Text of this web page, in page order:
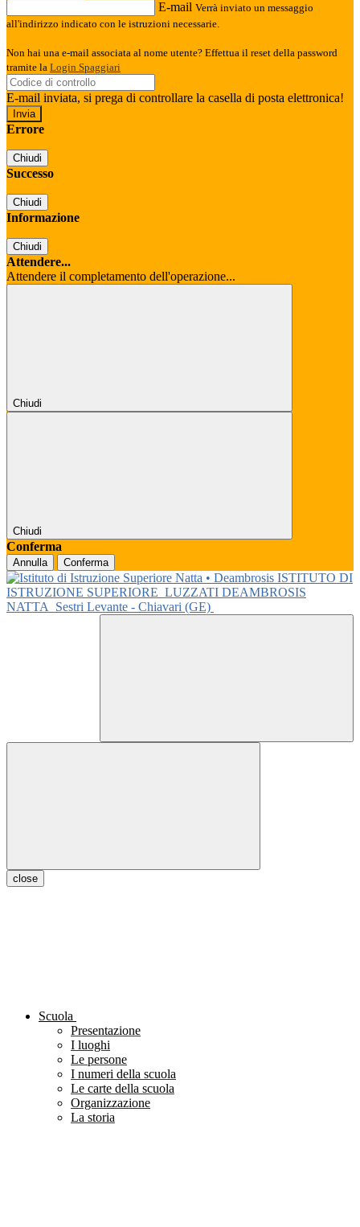
E-mail Verrà inviato un messaggio
all'indirizzo indicato con le istruzioni necessarie.
Non hai una e-mail associata al nome utente? Effettua il reset della password
tramite la Login Spaggiari
E-mail inviata, si prega di controllare la casella di posta elettronica!
Errore
Chiudi
Successo
Chiudi
Informazione
Chiudi
Attendere...
Attendere il completamento dell'operazione...
Chiudi
Chiudi
Conferma
Annulla Conferma
ISTITUTO DI
ISTRUZIONE SUPERIORE LUZZATI DEAMBROSIS
NATTA
Sestri Levante - Chiavari (GE)
close
Scuola
Presentazione
I luoghi
Le persone
I numeri della scuola
Le carte della scuola
Organizzazione
La storia